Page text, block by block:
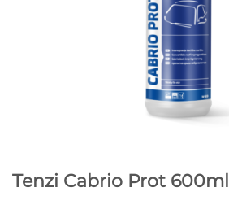
Tenzi Cabrio Prot 600ml